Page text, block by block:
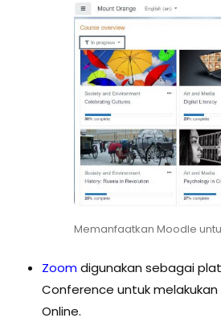
Memanfaatkan Moodle
Zoomdigunakan sebagai
Conference untuk
Online.